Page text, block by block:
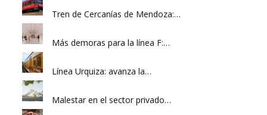
Tren de Cercanías de Mendoza:…
Más demoras para la línea F:…
Línea Urquiza: avanza la…
Malestar en el sector privado…